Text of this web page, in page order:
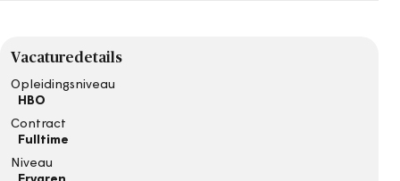
Vacaturedetails
Opleidingsniveau
HBO
Contract
Fulltime
Niveau